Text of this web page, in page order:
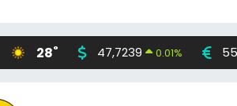
28° 47,7239 0.01%